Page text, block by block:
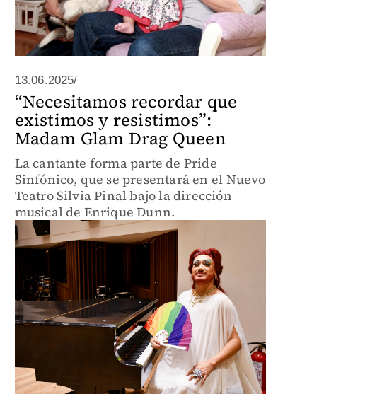
13.06.2025/
“Necesitamos recordar que
existimos y resistimos”:
Madam Glam Drag Queen
La cantante forma parte de Pride
Sinfónico, que se presentará en el Nuevo
Teatro Silvia Pinal bajo la dirección
musical de Enrique Dunn.